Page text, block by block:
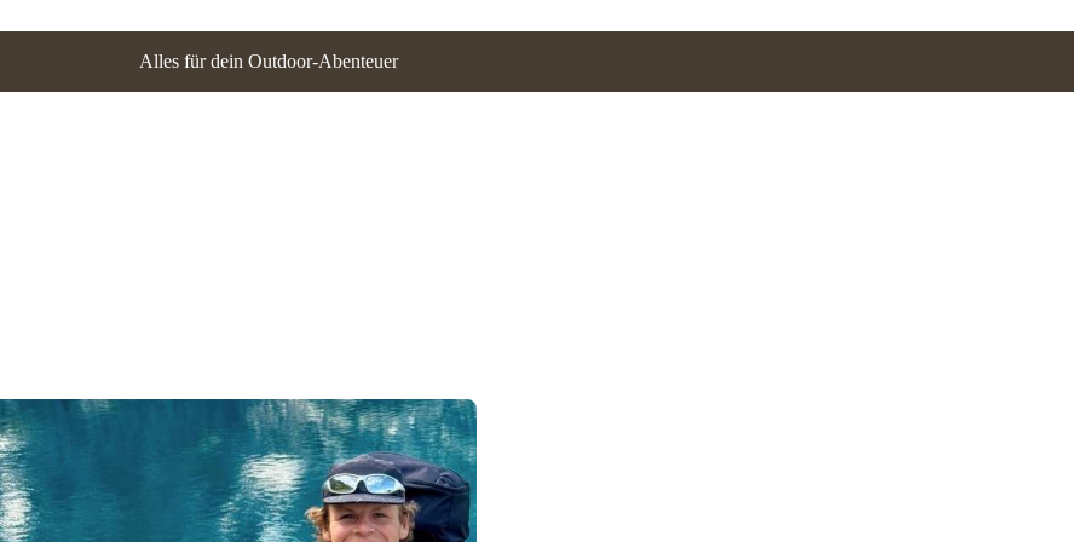
Alles für dein Outdoor-Abenteuer